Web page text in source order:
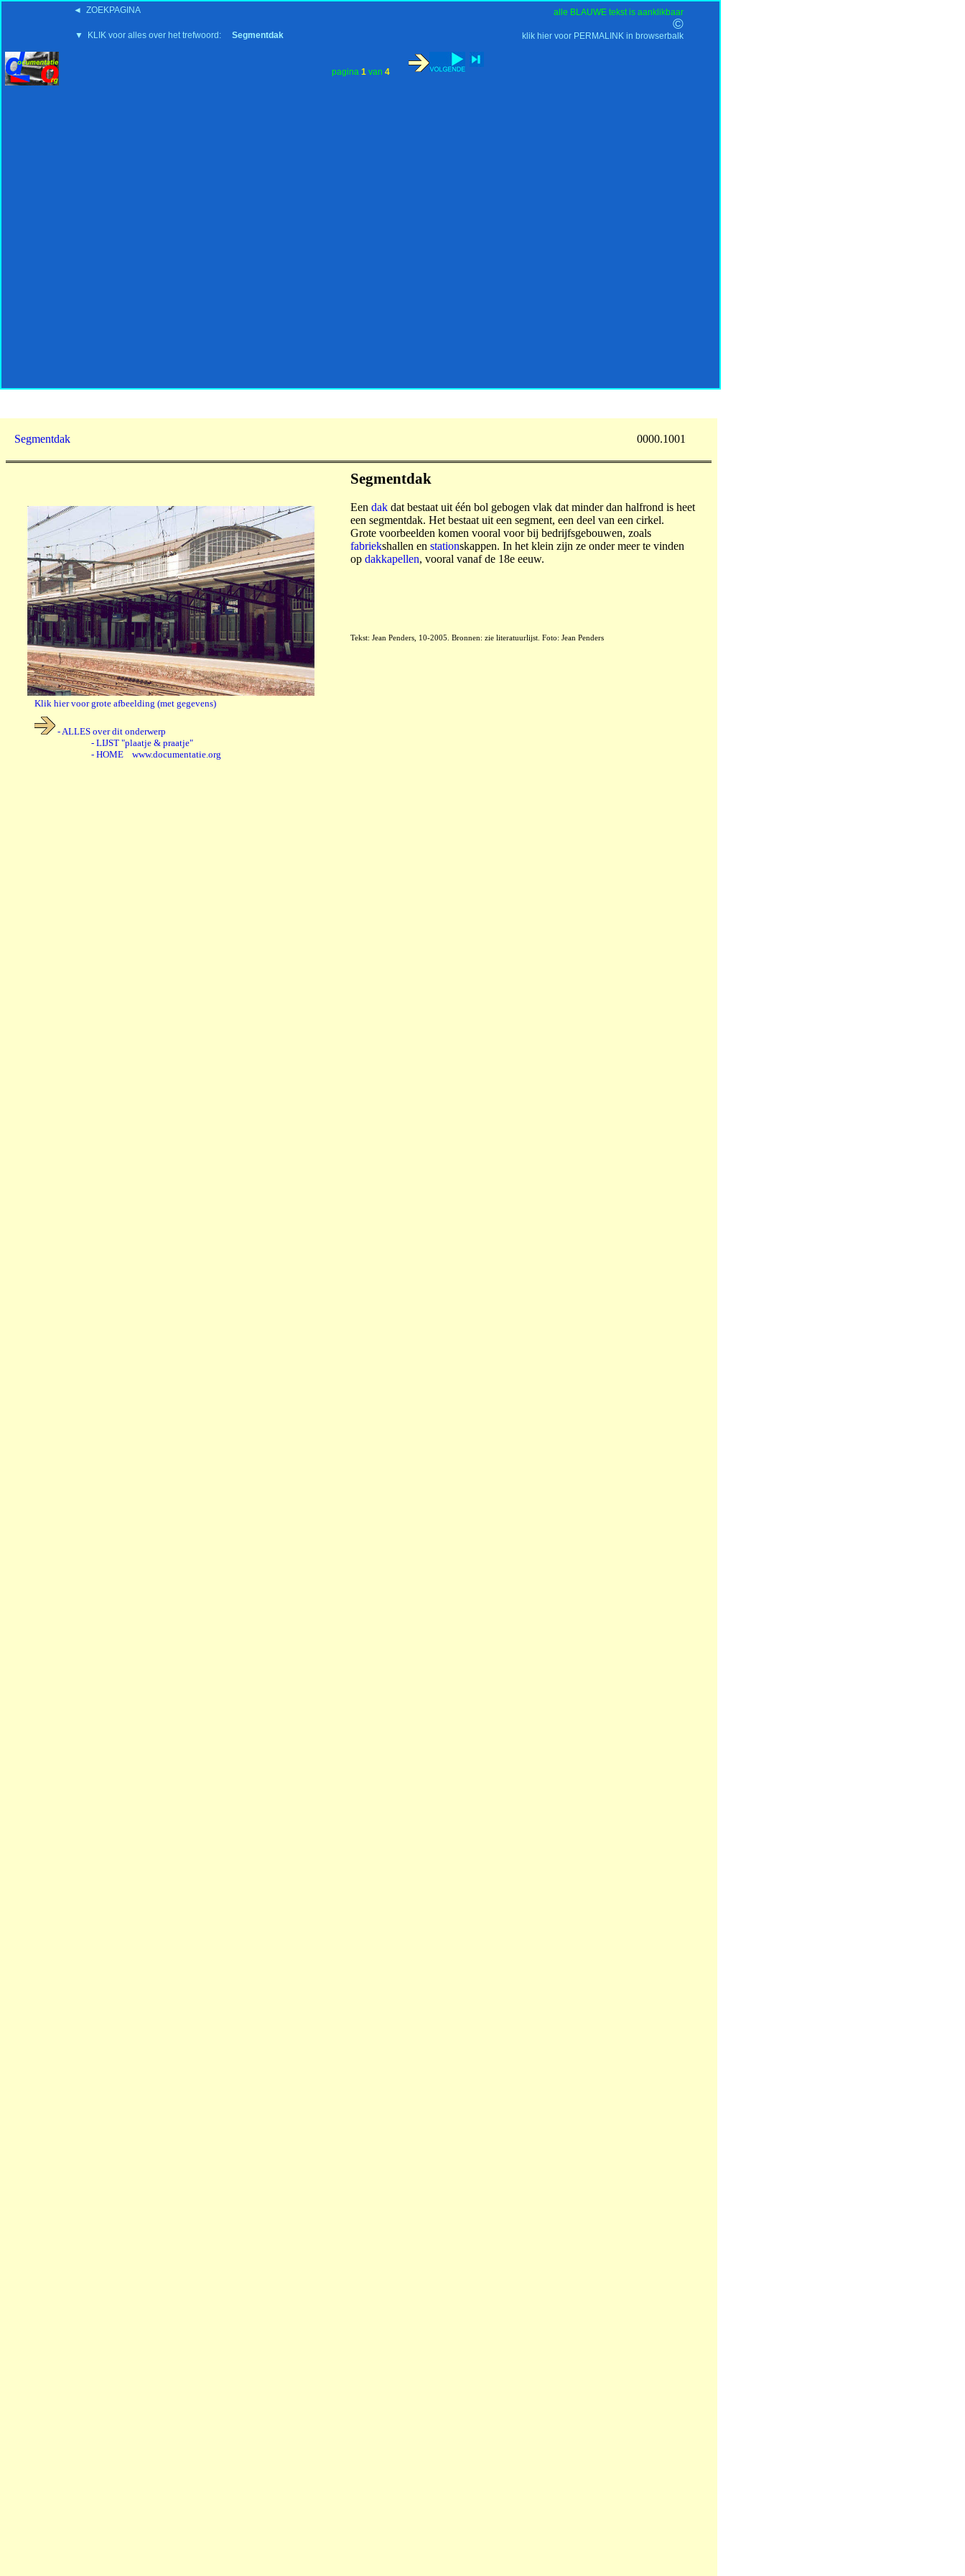
◄ ZOEKPAGINA alle BLAUWE tekst is aanklikbaar
klik hier voor PERMALINK in browserbalk
©
▼ KLIK voor alles over het trefwoord: Segmentdak
pagina 1 van 4
'15:19 19-2-2008